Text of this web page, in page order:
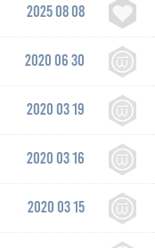
2025 08 08
2020 06 30
2020 03 19
2020 03 16
2020 03 15